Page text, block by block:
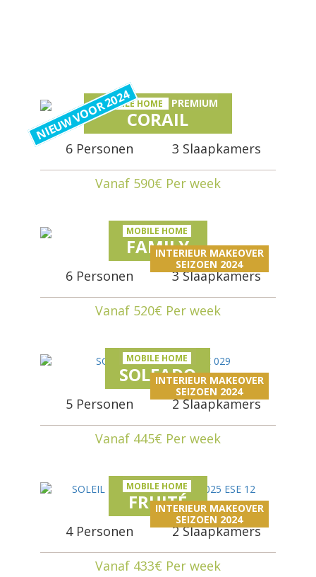
NIEUW VOOR 2024MOBILE HOME PREMIUM
CORAIL
6 Personen 3 Slaapkamers
Vanaf 590€ Per week
INTERIEUR MAKEOVER
SEIZOEN 2024
MOBILE HOME
FAMILY
6 Personen 3 Slaapkamers
Vanaf 520€ Per week
INTERIEUR MAKEOVER
SEIZOEN 2024
MOBILE HOME
SOLEADO
5 Personen 2 Slaapkamers
Vanaf 445€ Per week
INTERIEUR MAKEOVER
SEIZOEN 2024
MOBILE HOME
FRUITÉ
4 Personen 2 Slaapkamers
Vanaf 433€ Per week